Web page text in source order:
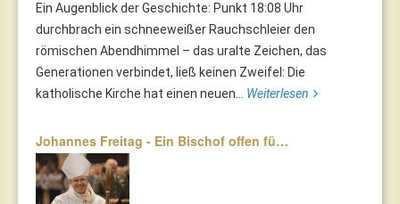
Ein Augenblick der Geschichte: Punkt 18:08 Uhr
durchbrach ein schneeweißer Rauchschleier den
römischen Abendhimmel – das uralte Zeichen, das
Generationen verbindet, ließ keinen Zweifel: Die
katholische Kirche hat einen neuen... Weiterlesen
Johannes Freitag - Ein Bischof offen fü…